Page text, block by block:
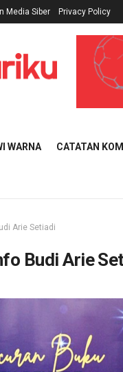
Media Siber Privacy Policy
WARNA CATATAN
Arie Setiadi
Budi Arie